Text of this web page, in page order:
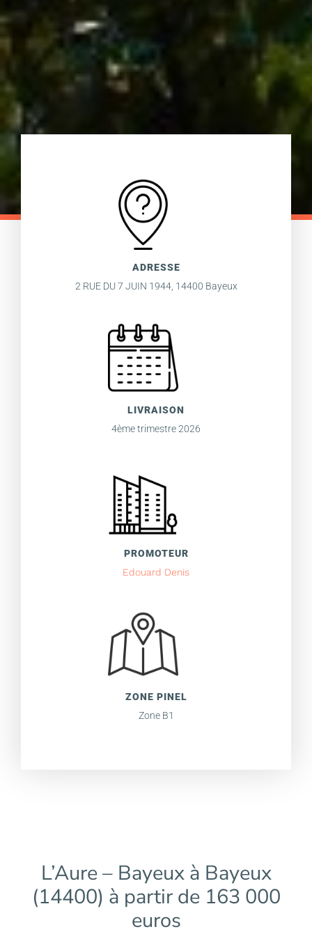
ADRESSE
2 RUE DU 7 JUIN 1944, 14400 Bayeux
LIVRAISON
4ème trimestre 2026
PROMOTEUR
Edouard Denis
ZONE PINEL
Zone B1
L’Aure – Bayeux à Bayeux
(14400) à partir de 163 000
euros